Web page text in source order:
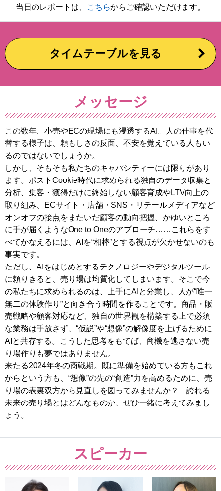
当日のレポートは、
こちらからご確認いただけます。
タイムテーブルを見る
メッセージ
この数年、小売やECの現場にも浸透するAI。人の仕事を代
替する様子は、頼もしさの反面、不安を覚えている人もい
るのではないでしょうか。
しかし、そもそも私たちのキャパシティーには限りがあり
ます。ポストCookie時代に求められる独自のデータ収集と
分析、集客・獲得だけに終始しない顧客育成やLTV向上の
取り組み、ECサイト・店舗・SNS・リテールメディアなど
オンオフの接点をまたいだ顧客の動向把握、かゆいところ
に手が届くようなOne to Oneのアプローチ……これらをす
べてかなえるには、AIを“相棒”とする視点が欠かせないのも
事実です。
ただし、AIをはじめとするテクノロジーやデジタルツール
に頼りきると、売り場は均質化してしまいます。そこで今
の私たちに求められるのは、上手にAIと分業し、人が“唯一
無二の体験作り”と向き合う時間を作ることです。商品・販
売戦略や顧客対応など、独自の世界観を構築する上で必須
な業務は手放さず、“仮説”や“想像”の解像度を上げるために
AIと共存する。こうした思考をもてば、商機を逃さない売
り場作りも夢ではありません。
来たる2024年冬の商戦期。既に準備を始めている方もこれ
からという方も、“想像”の先の“創造”力を高めるために、売
り場の表裏双方から見直しを図ってみませんか？ 誇れる
未来の売り場とはどんなものか、ぜひ一緒に考えてみまし
ょう。
スピーカー